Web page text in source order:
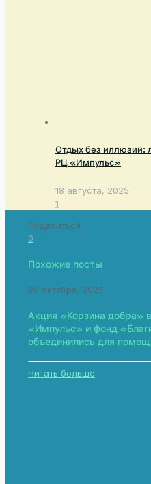
Отдых без иллюзий:
РЦ «Импульс»
18 августа, 2025
1
Поделиться
0
Похожие посты
20 октября, 2025
Акция «Корзина добра»
«Импульс» и фонд
объединились для
Читать больше